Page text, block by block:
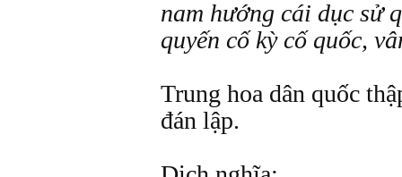
nam hướng cái dục sử
quyến cố kỳ cố quốc,
Trung hoa dân quốc
đán lập.